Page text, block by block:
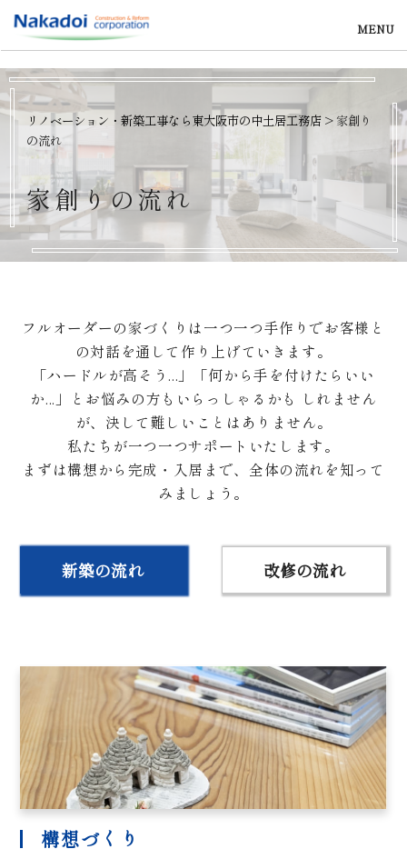
MENU
リノベーション・新築工事なら東大阪市の中土居工務店 >家創り
の流れ
家創りの流れ
フルオーダーの家づくりは一つ一つ手作りでお客様と
の対話を通して作り上げていきます。
「ハードルが高そう...」「何から手を付けたらいい
か...」とお悩みの方もいらっしゃるかも しれません
が、決して難しいことはありません。
私たちが一つ一つサポートいたします。
まずは構想から完成・入居まで、全体の流れを知って
みましょう。
新築の流れ 改修の流れ
構想づくり